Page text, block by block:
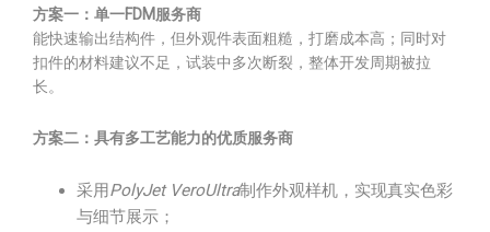
方案一：单一FDM服务商
能快速输出结构件，但外观件表面粗糙，打磨成本高；同时对
扣件的材料建议不足，试装中多次断裂，整体开发周期被拉
长。
方案二：具有多工艺能力的优质服务商
采用PolyJet VeroUltra制作外观样机，实现真实色彩
与细节展示；